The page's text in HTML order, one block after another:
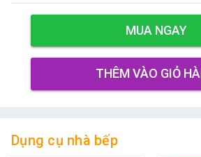
MUA NGAY
THÊM VÀO GIỎ
Dụng cụ nhà bếp